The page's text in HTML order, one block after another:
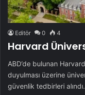
Editör 0 4
Harvard
ABD’de bulunan
duyulması üzerine
güvenlik tedbirleri